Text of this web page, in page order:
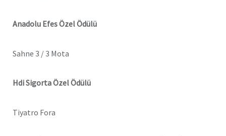
Anadolu Efes Özel Ödülü
Sahne 3 / 3 Mota
Hdi Sigorta Özel Ödülü
Tiyatro Fora